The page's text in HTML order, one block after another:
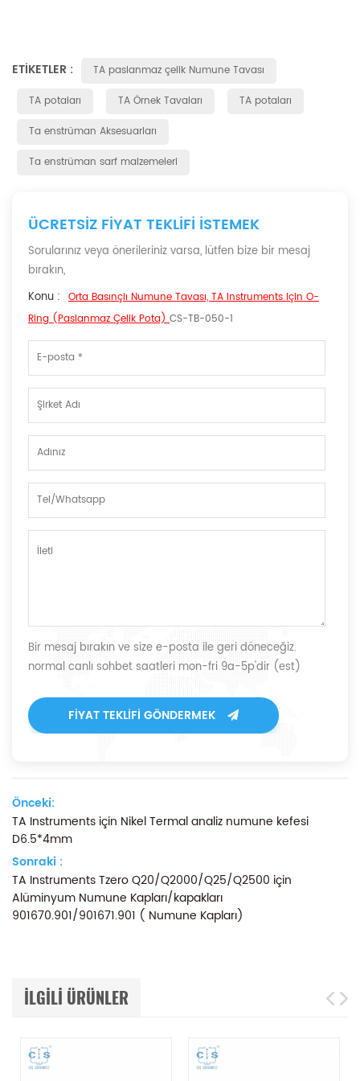
ETIKETLER :
TA paslanmaz çelik Numune Tavası
TA potaları
TA Örnek Tavaları
TA potaları
Ta enstrüman Aksesuarları
Ta enstrüman sarf malzemeleri
ÜCRETSIZ FIYAT TEKLIFI ISTEMEK
Sorularınız veya önerileriniz varsa, lütfen bize bir mesaj
bırakın,
Konu : Orta Basınçlı Numune Tavası, TA Instruments Için O-
Ring (paslanmaz Çelik Pota)CS-TB-050-1
Bir mesaj bırakın ve size e-posta ile geri döneceğiz.
normal canlı sohbet saatleri mon-fri 9a-5p'dir (est)
FIYAT TEKLIFI GÖNDERMEK
Önceki:
TA Instruments için Nikel Termal analiz numune kefesi
D6.5*4mm
Sonraki :
TA Instruments Tzero Q20/Q2000/Q25/Q2500 için
Alüminyum Numune Kapları/kapakları
901670.901/901671.901 ( Numune Kapları)
ILGILI ÜRÜNLER